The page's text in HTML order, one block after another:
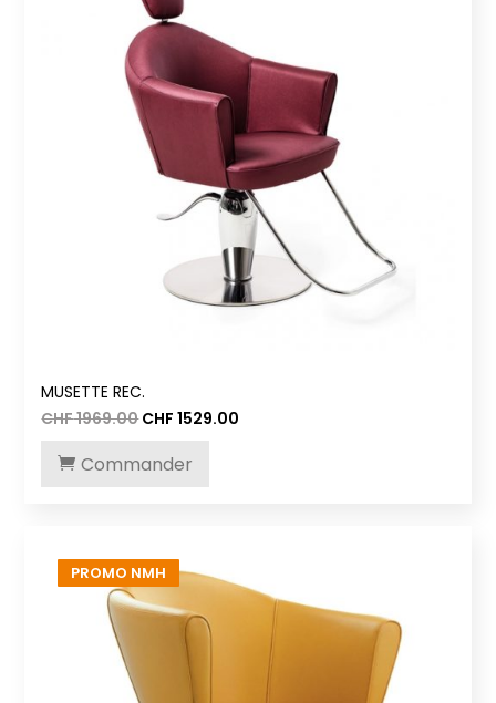
MUSETTE REC.
CHF1969.00Le
initial
CHF 1529.00
Commander
PROMO NMH